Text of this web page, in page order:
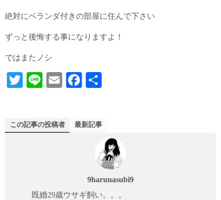
絶対にベランダ付きの部屋に住んで下さい
ずっと後悔する事になりますよ！
ではまたノシ
T
r
Li
E
Fa
ok
この記事の投稿者 最新記事
9harunasubi9
既婚29歳ウサギ飼い。。。